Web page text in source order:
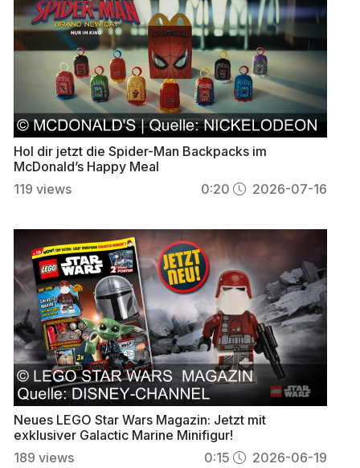
Hol dir jetzt die Spider-Man Backpacks im
McDonald’s Happy Meal
119 views 0:20 2026-07-16
Neues LEGO Star Wars Magazin: Jetzt mit
exklusiver Galactic Marine Minifigur!
189 views 0:15 2026-06-19